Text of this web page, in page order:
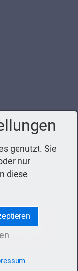
Ansorge,
- Telefon
genutzt. Sie
nur
diese